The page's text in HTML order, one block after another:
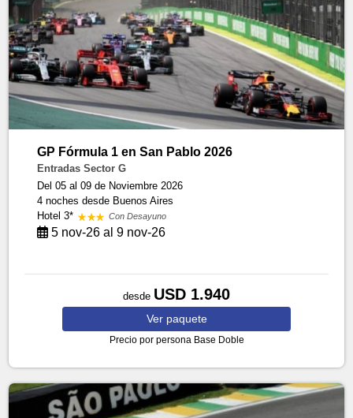
GP Fórmula 1 en San Pablo 2026
Entradas Sector G
Del 05 al 09 de Noviembre 2026
4 nochesdesde Buenos Aires
Hotel 3*
Con Desayuno
5 nov-26 al 9 nov-26
desde USD 1.940
Ver paquete
Precio por persona Base Doble